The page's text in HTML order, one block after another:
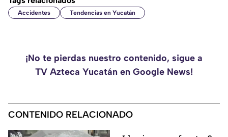
Accidentes Tendencias en Yucatán
¡No te pierdas nuestro contenido, sigue a
TV Azteca Yucatán en Google News!
CONTENIDO RELACIONADO